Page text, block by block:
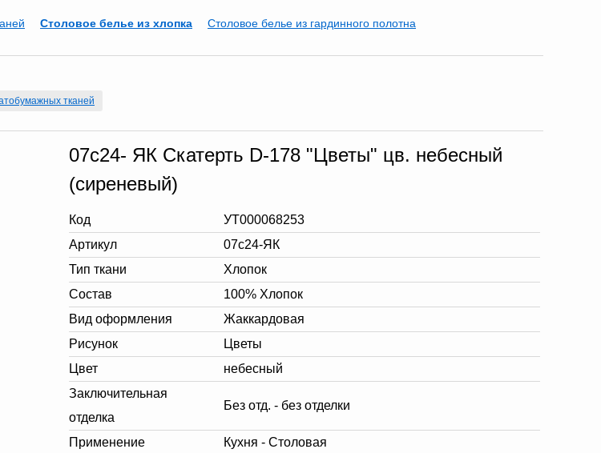
Столовое белье из хлопка Столовое белье из гардинного полотна
тканей
07с24- ЯК Скатерть D-178 "Цветы" цв. небесный
(сиреневый)
Код
УТ000068253
Артикул
07с24-ЯК
Тип ткани
Хлопок
Состав
100% Хлопок
Вид оформления
Жаккардовая
Рисунок
Цветы
Цвет
небесный
Заключительная
отделка
Без отд. - без отделки
Применение
Кухня - Столовая